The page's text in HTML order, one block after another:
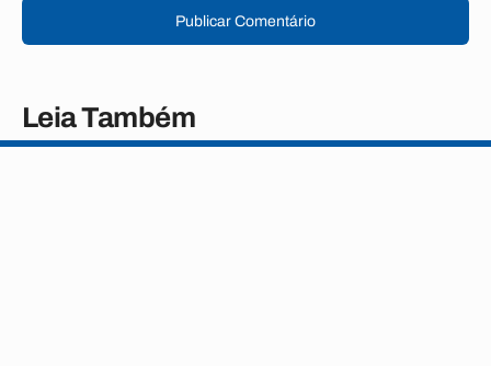
Publicar Comentário
Leia Também